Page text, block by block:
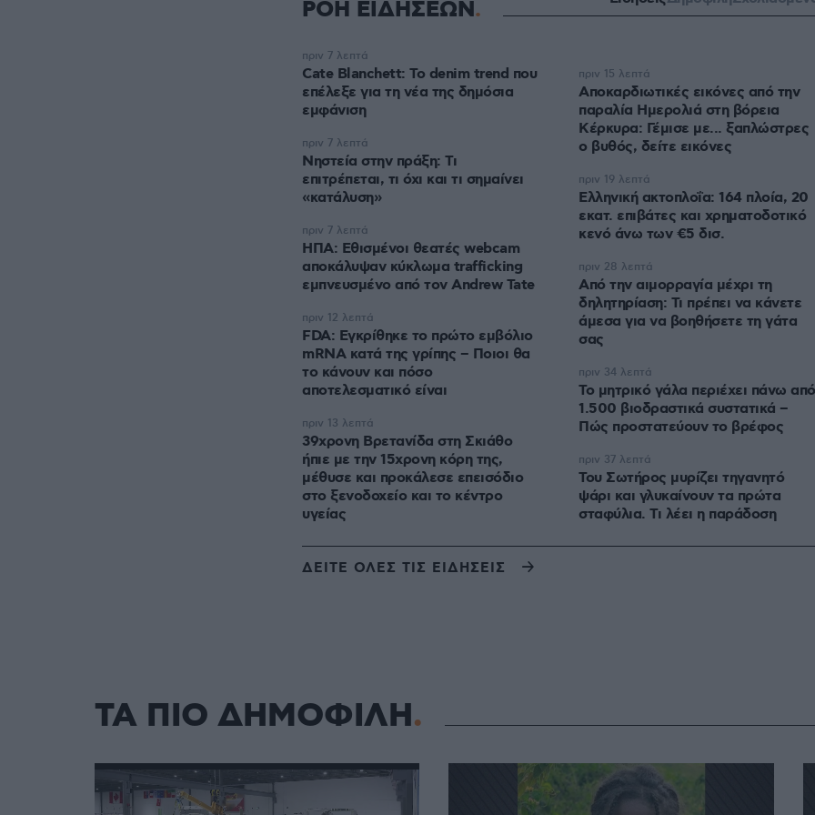
ΡΟΗ ΕΙΔΗΣΕΩΝ
Cate Blanchett: Το denim trend που
επέλεξε για τη νέα της δημόσια
εμφάνιση
πριν 7 λεπτά
Νηστεία στην πράξη: Τι
επιτρέπεται, τι όχι και τι σημαίνει
«κατάλυση»
πριν 7 λεπτά
ΗΠΑ: Εθισμένοι θεατές webcam
αποκάλυψαν κύκλωμα trafficking
εμπνευσμένο από τον Andrew Tate
πριν 7 λεπτά
FDA: Εγκρίθηκε το πρώτο εμβόλιο
mRNA κατά της γρίπης – Ποιοι θα
το κάνουν και πόσο
αποτελεσματικό είναι
πριν 12 λεπτά
39χρονη Βρετανίδα στη Σκιάθο
ήπιε με την 15χρονη κόρη της,
μέθυσε και προκάλεσε επεισόδιο
στο ξενοδοχείο και το κέντρο
υγείας
πριν 13 λεπτά
Αποκαρδιωτικές εικόνες από την
παραλία Ημερολιά στη βόρεια
Κέρκυρα: Γέμισε με... ξαπλώστρες
ο βυθός, δείτε εικόνες
πριν 15 λεπτά
Ελληνική ακτοπλοΐα: 164 πλοία, 20
εκατ. επιβάτες και χρηματοδοτικό
κενό άνω των €5 δισ.
πριν 19 λεπτά
Από την αιμορραγία μέχρι τη
δηλητηρίαση: Τι πρέπει να κάνετε
άμεσα για να βοηθήσετε τη γάτα
σας
πριν 28 λεπτά
Το μητρικό γάλα περιέχει πάνω από
1.500 βιοδραστικά συστατικά –
Πώς προστατεύουν το βρέφος
πριν 34 λεπτά
Του Σωτήρος μυρίζει τηγανητό
ψάρι και γλυκαίνουν τα πρώτα
σταφύλια. Τι λέει η παράδοση
πριν 37 λεπτά
ΔΕΙΤΕ ΟΛΕΣ ΤΙΣ ΕΙΔΗΣΕΙΣ
ΤΑ ΠΙΟ ΔΗΜΟΦΙΛΗ